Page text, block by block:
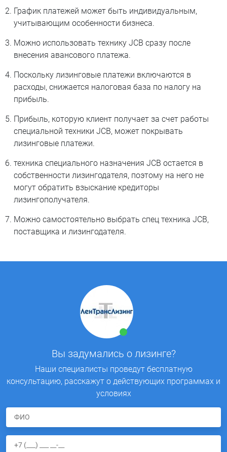
График платежей может быть индивидуальным,
учитывающим особенности бизнеса.
Можно использовать технику JCB сразу после
внесения авансового платежа.
Поскольку лизинговые платежи включаются в
расходы, снижается налоговая база по налогу на
прибыль.
Прибыль, которую клиент получает за счет работы
специальной техники JCB, может покрывать
лизинговые платежи.
техника специального назначения JCB остается в
собственности лизингодателя, поэтому на него не
могут обратить взыскание кредиторы
лизингополучателя.
Можно самостоятельно выбрать спец техника JCB,
поставщика и лизингодателя.
Вы задумались о лизинге?
Наши специалисты проведут бесплатную
консультацию, расскажут о действующих программах и
условиях